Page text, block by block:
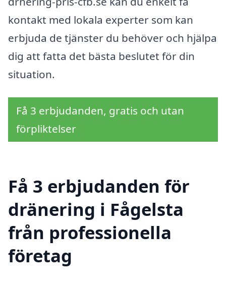
kontakt med lokala experter som kan
erbjuda de tjänster du behöver och hjälpa
dig att fatta det bästa beslutet för din
situation.
Få 3 erbjudanden, gratis och utan
förpliktelser
Få 3 erbjudanden för
dränering i Fågelsta
från professionella
företag